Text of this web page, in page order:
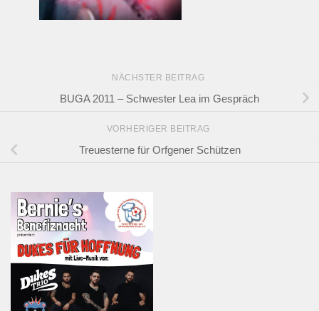
NÄCHSTER BEITRAG
BUGA 2011 – Schwester Lea im Gespräch
VORHERIGER BEITRAG
Treuesterne für Orfgener Schützen